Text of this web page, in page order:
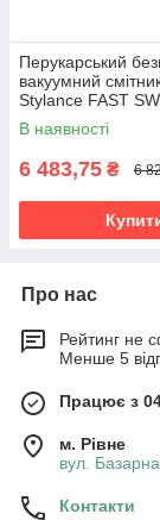
Перукарський
вакуумний
Stylance FAST
002 |
для збору сміття з
В наявності
6 483,75 ₴ 6
Про нас
Рейтинг не
Менше 5
Працює з
м. Рівне
вул.
Контакти